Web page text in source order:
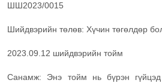
ШШ2023/0015
Шийдвэрийн төлөв: Хүчин төгөлдөр
2023.09.12 шийдвэрийн тойм
Санамж: Энэ тойм нь бүрэн